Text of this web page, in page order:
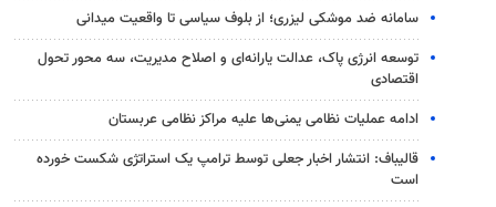
سامانه ضد موشکی لیزری؛ از بلوف سیاسی تا واقعیت میدانی
توسعه انرژی پاک، عدالت یارانه‌ای و اصلاح مدیریت، سه محور تحول
اقتصادی
ادامه عملیات نظامی یمنی‌ها علیه مراکز نظامی عربستان
قالیباف: انتشار اخبار جعلی توسط ترامپ یک استراتژی شکست خورده
است